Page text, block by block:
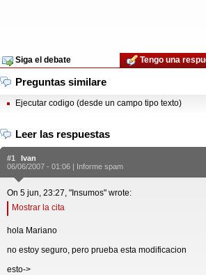
Siga el debate Tengo una
Preguntas similare
Ejecutar codigo (desde un campo tipo texto)
Leer las respuestas
#1
Ivan
06/06/2007 - 01:06 | Informe spam
On 5 jun, 23:27, "Insumos" wrote:
Mostrar la cita
hola Mariano
no estoy seguro, pero prueba esta modificacion
esto->